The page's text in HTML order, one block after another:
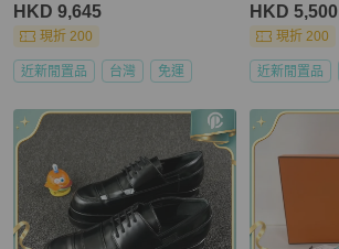
HKD 9,645
現折 200
近新閒置品 台灣 免運
HKD 5,500
現折 200
近新閒置品